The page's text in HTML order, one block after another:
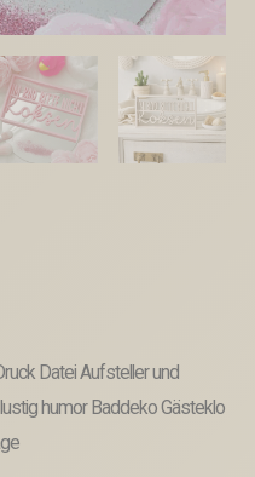
Datei Aufsteller und
humor Baddeko Gästeklo